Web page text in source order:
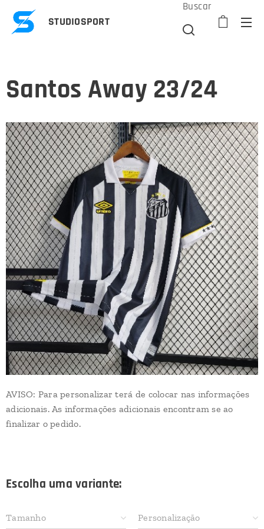
STUDIOSPORT
Buscar
Santos Away 23/24
AVISO: Para personalizar terá de colocar nas informações
adicionais. As informações adicionais encontram se ao
finalizar o pedido.
Escolha uma variante:
Tamanho Personalização